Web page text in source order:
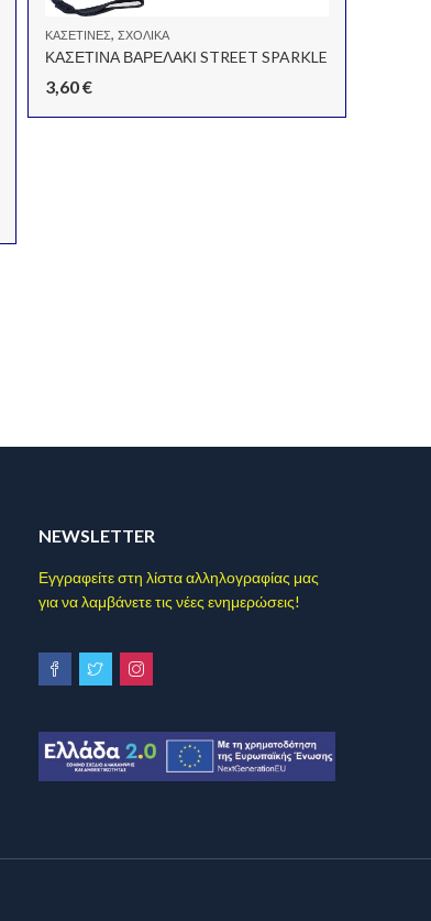
ΚΑΣΕΤΊΝΕΣ, ΣΧΟΛΙΚΆ
ΚΑΣΕΤΙΝΑ ΒΑΡΕΛΑΚΙ STREET SPARKLE
3,60€
NEWSLETTER
Εγγραφείτε στη λίστα αλληλογραφίας μας
για να λαμβάνετε τις νέες ενημερώσεις!